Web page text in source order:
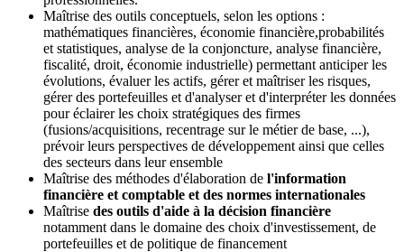
Maîtrise des outils conceptuels, selon les options :
mathématiques financières, économie financière,probabilités
et statistiques, analyse de la conjoncture, analyse financière,
fiscalité, droit, économie industrielle) permettant anticiper les
évolutions, évaluer les actifs, gérer et maîtriser les risques,
gérer des portefeuilles et d'analyser et d'interpréter les données
pour éclairer les choix stratégiques des firmes
(fusions/acquisitions, recentrage sur le métier de base, ...),
prévoir leurs perspectives de développement ainsi que celles
des secteurs dans leur ensemble
Maîtrise des méthodes d'élaboration de l'information
financière et comptable et des normes internationales
Maîtrise des outils d'aide à la décision financière
notamment dans le domaine des choix d'investissement, de
portefeuilles et de politique de financement